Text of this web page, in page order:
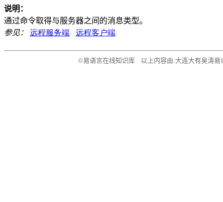
说明：
通过命令取得与服务器之间的消息类型。
参见：
远程服务端 远程客户端
©易语言在线知识库 以上内容由:大连大有吴涛易